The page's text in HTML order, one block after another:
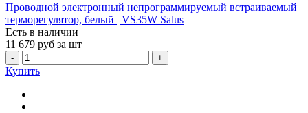
Проводной электронный непрограммируемый встраиваемый
терморегулятор, белый | VS35W Salus
Есть в наличии
11 679 руб за шт
- +
Купить